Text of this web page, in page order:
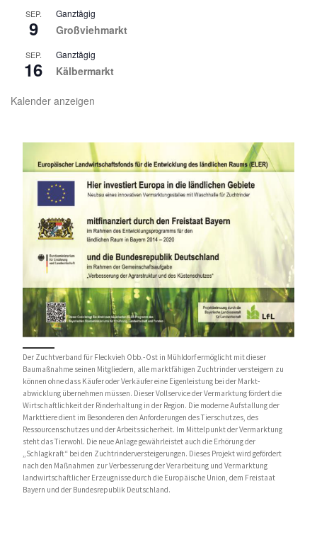
SEP.
9
Ganztägig
Großviehmarkt
SEP.
16
Ganztägig
Kälbermarkt
Kalender anzeigen
Der Zuchtverband für Fleckvieh Obb.-Ost in Mühldorf ermöglicht mit dieser
Baumaßnahme seinen Mitgliedern, alle marktfähigen Zuchtrinder versteigern zu
können ohne dass Käufer oder Verkäufer eine Eigenleistung bei der Markt-
abwicklung übernehmen müssen. Dieser Vollservice der Vermarktung fördert die
Wirtschaftlichkeit der Rinderhaltung in der Region. Die moderne Aufstallung der
Markttiere dient im Besonderen den Anforderungen des Tierschutzes, des
Ressourcenschutzes und der Arbeitssicherheit. Im Mittelpunkt der Vermarktung
steht das Tierwohl. Die neue Anlage gewährleistet auch die Erhörung der
„Schlagkraft“ bei den Zuchtrinderversteigerungen. Dieses Projekt wird gefördert
nach den Maßnahmen zur Verbesserung der Verarbeitung und Vermarktung
landwirtschaftlicher Erzeugnisse durch die Europäische Union, dem Freistaat
Bayern und der Bundesrepublik Deutschland.